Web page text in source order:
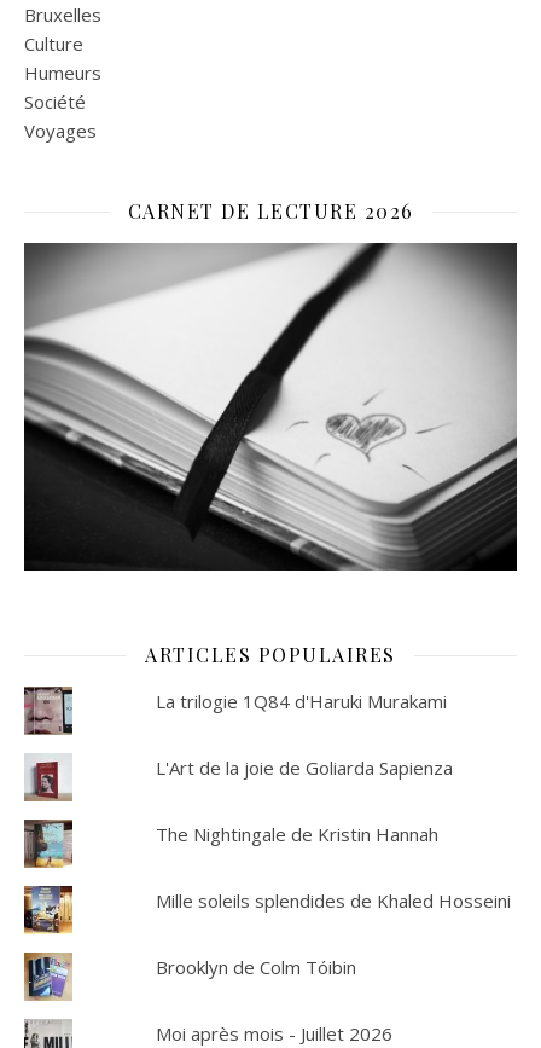
Bruxelles
Culture
Humeurs
Société
Voyages
CARNET DE LECTURE 2026
ARTICLES POPULAIRES
La trilogie 1Q84 d'Haruki Murakami
L'Art de la joie de Goliarda Sapienza
The Nightingale de Kristin Hannah
Mille soleils splendides de Khaled Hosseini
Brooklyn de Colm Tóibin
Moi après mois - Juillet 2026